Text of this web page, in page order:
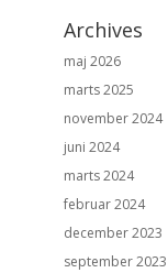
Archives
maj 2026
marts 2025
november 2024
juni 2024
marts 2024
februar 2024
december 2023
september 2023